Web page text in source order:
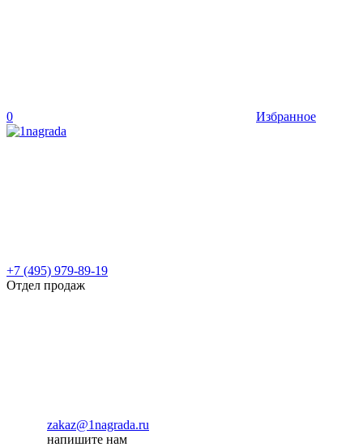
0 Избранное
+7 (495) 979-89-19
Отдел продаж
zakaz@1nagrada.ru
напишите нам